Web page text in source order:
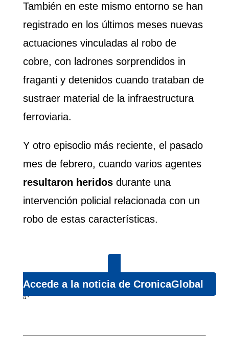
También en este mismo entorno se han
registrado en los últimos meses nuevas
actuaciones vinculadas al robo de
cobre, con ladrones sorprendidos in
fraganti y detenidos cuando trataban de
sustraer material de la infraestructura
ferroviaria.
Y otro episodio más reciente, el pasado
mes de febrero, cuando varios agentes
resultaron heridosdurante una
intervención policial relacionada con un
robo de estas características.
Accede a la noticia de CronicaGlobal
“`